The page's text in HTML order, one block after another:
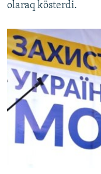
olaraq kösterdi.